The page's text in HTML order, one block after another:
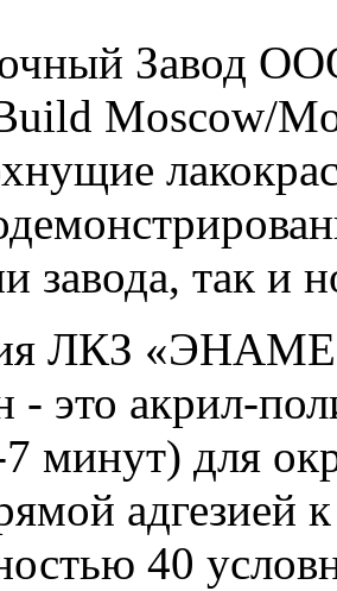
Завод
Moscow/
завода, так и
ЛКЗ
это акрил-
минут) для
адгезией
40